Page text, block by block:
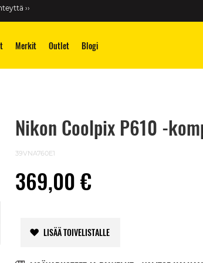
››
Merkit Outlet Blogi
Nikon Coolpix P610 -
39VNA760E1
369,00 €
LISÄÄ TOIVELISTALLE